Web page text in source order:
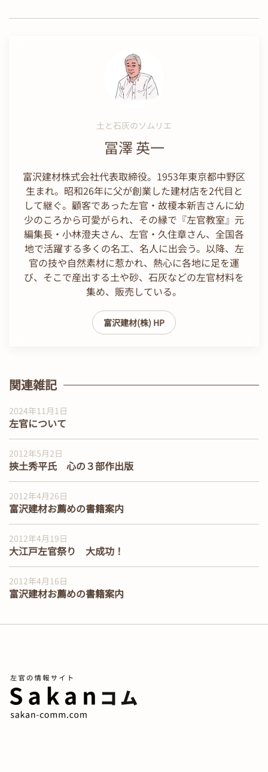
土と石灰のソムリエ
冨澤 英一
富沢建材株式会社代表取締役。1953年東京都中野区
生まれ。昭和26年に父が創業した建材店を2代目と
して継ぐ。顧客であった左官・故榎本新吉さんに幼
少のころから可愛がられ、その縁で『左官教室』元
編集長・小林澄夫さん、左官・久住章さん、全国各
地で活躍する多くの名工、名人に出会う。以降、左
官の技や自然素材に惹かれ、熱心に各地に足を運
び、そこで産出する土や砂、石灰などの左官材料を
集め、販売している。
富沢建材(株) HP
関連雑記
2024年11月1日
左官について
2012年5月2日
挾土秀平氏 心の３部作出版
2012年4月26日
富沢建材お薦めの書籍案内
2012年4月19日
大江戸左官祭り 大成功！
2012年4月16日
富沢建材お薦めの書籍案内